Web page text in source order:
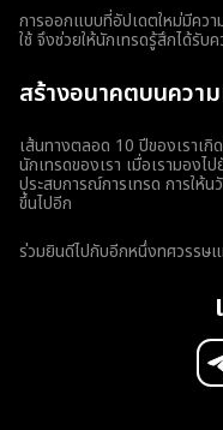
การออกแบบที่อัปเดตใหม่มีคว
ใช้ จึงช่วยให้นักเทรดรู้สึกได้รั
สร้างอนาคตบนความ
เส้นทางตลอด 10 ปีของเราเกิ
นักเทรดของเรา เมื่อเรามอง
ประสบการณ์การเทรด การให้น
ขึ้นไปอีก
ร่วมยินดีไปกับอีกหนึ่งทศวรรษแ